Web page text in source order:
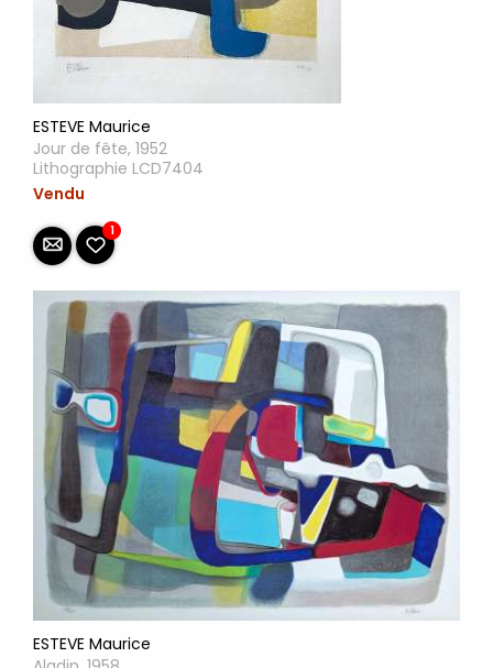
ESTEVE Maurice
Jour de fête, 1952
Lithographie LCD7404
Vendu
1
ESTEVE Maurice